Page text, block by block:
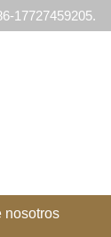
17727459205.
nosotros